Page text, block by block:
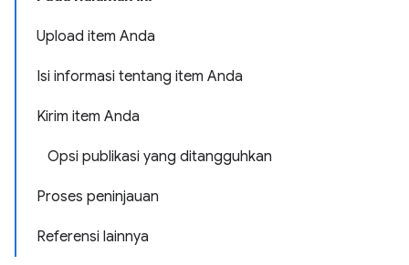
Upload item Anda
Isi informasi tentang item Anda
Kirim item Anda
Opsi publikasi yang ditangguhkan
Proses peninjauan
Referensi lainnya